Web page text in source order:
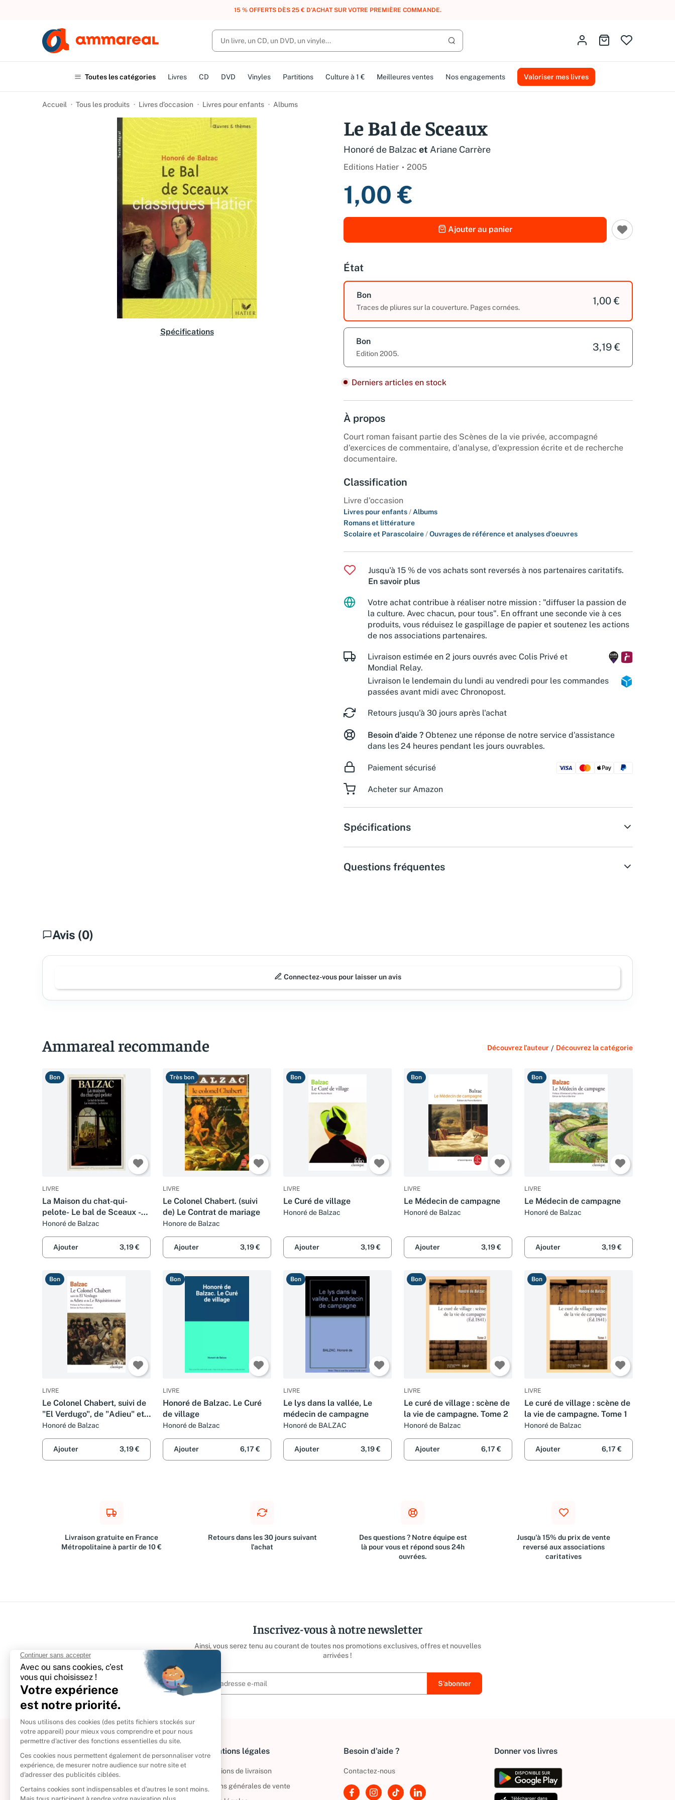
UN ACHAT, DES POINTS, DES RÉCOMPENSES :REJOIGNEZ GRATUITEMENT LE CLUB AMMAREAL.
Lancer la recherche
Identifiez-vousAller au panier
Toutes les catégories Livres CD DVD Vinyles Partitions Culture à 1 € Meilleures ventes Nos engagements Valoriser mes livres
Accueil Tous les produits Livres d’occasion Livres pour enfants Albums
Spécifications
Le Bal de Sceaux
Honoré de Balzac et Ariane Carrère
Editions Hatier 2005
1,00 €
Ajouter au panier
État
Bon
Traces de pliures sur la couverture. Pages cornées.
1,00 €
Bon
Edition 2005.
3,19 €
Derniers articles en stock
À propos
Court roman faisant partie des Scènes de la vie privée, accompagné
d'exercices de commentaire, d'analyse, d'expression écrite et de recherche
documentaire.
Classification
Livre d'occasion
Livres pour enfants / Albums
Romans et littérature
Scolaire et Parascolaire /Ouvrages de référence et analyses d'oeuvres
Jusqu'à 15 % de vos achats sont reversés à nos partenaires caritatifs.
En savoir plus
Votre achat contribue à réaliser notre mission : "diffuser la passion de
la culture. Avec chacun, pour tous". En offrant une seconde vie à ces
produits, vous réduisez le gaspillage de papier et soutenez les actions
de nos associations partenaires.
Livraison estimée en 2 jours ouvrés avec Colis Privé et
Mondial Relay.
Livraison le lendemain du lundi au vendredi pour les commandes
passées avant midi avec Chronopost.
Retours jusqu'à 30 jours après l'achat
Besoin d'aide ? Obtenez une réponse de notre service d'assistance
dans les 24 heures pendant les jours ouvrables.
Paiement sécurisé
Acheter sur Amazon
Spécifications
Questions fréquentes
Avis (0)
Connectez-vous pour laisser un avis
Ammareal recommande Découvrez l'auteur / Découvrez la catégorie
Bon
LIVRE
La Maison du chat-qui-
pelote- Le bal de Sceaux -
La Vendetta - La Bourse
Honoré de Balzac
Ajouter 3,19 €
Très bon
LIVRE
Le Colonel Chabert. (suivi
de) Le Contrat de mariage
Honore de Balzac
Ajouter 3,19 €
Bon
LIVRE
Le Curé de village
Honoré de Balzac
Ajouter 3,19 €
Bon
LIVRE
Le Médecin de campagne
Honoré de Balzac
Ajouter 3,19 €
Bon
LIVRE
Le Médecin de campagne
Honoré de Balzac
Ajouter 3,19 €
Bon
LIVRE
Le Colonel Chabert, suivi de
"El Verdugo", de "Adieu" et
de "Le Réquisitionnaire"
Honoré de Balzac
Ajouter 3,19 €
Bon
LIVRE
Honoré de Balzac. Le Curé
de village
Honoré de Balzac
Ajouter 6,17 €
Bon
LIVRE
Le lys dans la vallée, Le
médecin de campagne
Honoré de BALZAC
Ajouter 3,19 €
Bon
LIVRE
Le curé de village : scène de
la vie de campagne. Tome 2
Honoré de Balzac
Ajouter 6,17 €
Bon
LIVRE
Le curé de village : scène de
la vie de campagne. Tome 1
Honoré de Balzac
Ajouter 6,17 €
Livraison gratuite en France
Métropolitaine à partir de 10 €
Retours dans les 30 jours suivant
l'achat
Des questions ? Notre équipe est
là pour vous et répond sous 24h
ouvrées.
Jusqu'à 15% du prix de vente
reversé aux associations
caritatives
Inscrivez-vous à notre newsletter
Ainsi, vous serez tenu au courant de toutes nos promotions exclusives, offres et nouvelles
arrivées !
À propos
Politique de retour
Reprendre vos livres
Informations légales
Informations de livraison
Conditions générales de vente
Besoin d'aide ?
Contactez-nous
Donner vos livres